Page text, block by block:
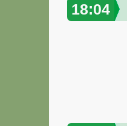
18:04